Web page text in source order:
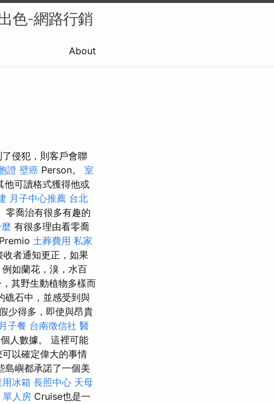
色-網路行銷
About
侵犯，則客戶會聯
證 壁癌 Person。 室
他可讀格式獲得他或
月子中心推薦 台北
零喬治有很多有趣的
有很多理由看零喬
Premio 土葬費用 私家
者通知更正，如果
如蘭花，溴，水百
其野生動植物多樣而
礁石中，並感受到與
少得多，即使與昂貴
月子餐 台南徵信社 醫
人數據。 這裡可能
以確定偉大的事情
島嶼都承諾了一個美
冰箱 長照中心 天母
單人房 Cruise也是一